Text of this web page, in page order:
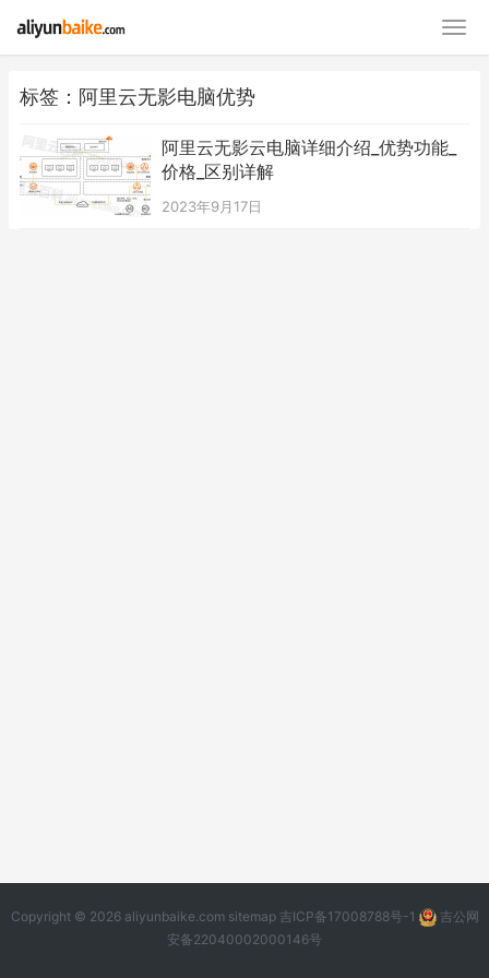
标签：阿里云无影电脑优势
阿里云无影云电脑详细介绍_优势功能_
价格_区别详解
2023年9月17日
Copyright © 2026 aliyunbaike.com sitemap 吉ICP备17008788号-1
吉公网
安备22040002000146号